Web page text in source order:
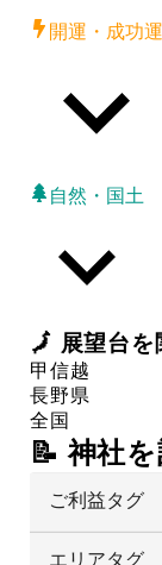
開運・成功運
自然・国土
🗾 展望台を
甲信越
長野県
全国
📝 神社
ご利益タグ
エリアタグ